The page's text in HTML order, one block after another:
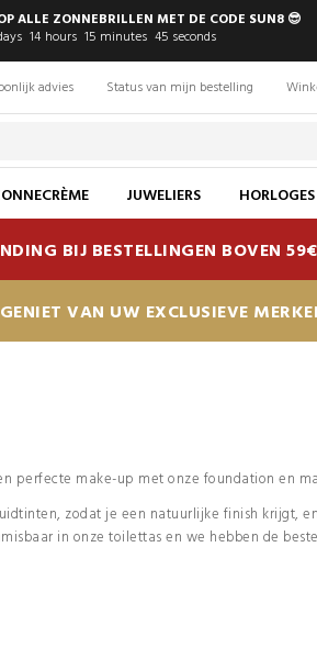
ALLE ZONNEBRILLEN MET DE CODE SUN8 😎
14 hours 15 minutes 44 seconds
advies Status van mijn bestelling
JUWELIERS HORLOGES
BIJ BESTELLINGEN BOVEN
VAN UW EXCLUSIEVE
perfecte make-up met onze foundation en
zodat je een natuurlijke finish krijgt,
in onze toilettas en we hebben de